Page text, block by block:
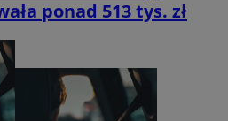
ponad 513 tys. zł